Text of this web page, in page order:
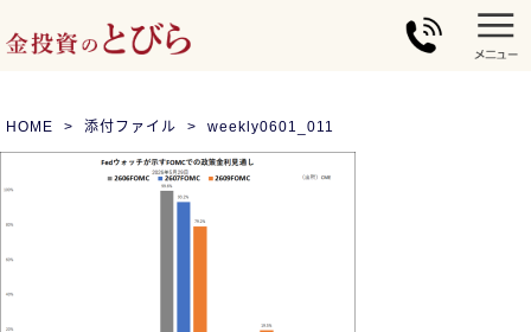
HOME 添付ファイル weekly0601_011